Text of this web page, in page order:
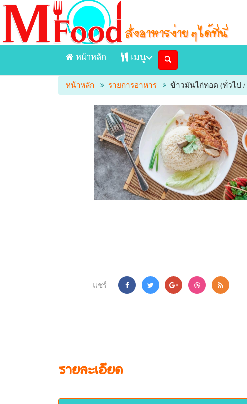
หน้าหลัก เมนู
หน้าแรก
เมนูอาหารจัดส่ง Delivery
เมนูอาหารในร้าน
ร้านอาหาร
หน้าหลัก รายการอาหาร ข้าวมันไก่ทอด (ทั่วไป /
แชร์
รายละเอียด